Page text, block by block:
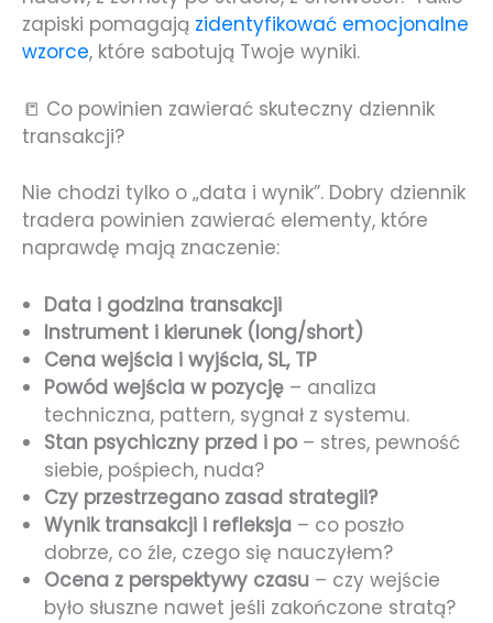
zapiski pomagają zidentyfikować emocjonalne
wzorce, które sabotują Twoje wyniki.
📒 Co powinien zawierać skuteczny dziennik
transakcji?
Nie chodzi tylko o „data i wynik”. Dobry dziennik
tradera powinien zawierać elementy, które
naprawdę mają znaczenie:
Data i godzina transakcji
Instrument i kierunek (long/short)
Cena wejścia i wyjścia, SL, TP
Powód wejścia w pozycję – analiza
techniczna, pattern, sygnał z systemu.
Stan psychiczny przed i po– stres, pewność
siebie, pośpiech, nuda?
Czy przestrzegano zasad strategii?
Wynik transakcji i refleksja – co poszło
dobrze, co źle, czego się nauczyłem?
Ocena z perspektywy czasu – czy wejście
było słuszne nawet jeśli zakończone stratą?